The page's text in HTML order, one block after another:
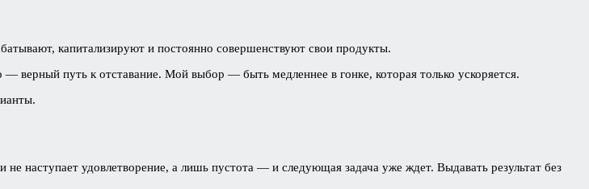
капитализируют и постоянно совершенствуют свои продукты.
путь к отставание. Мой выбор — быть медленнее в гонке, которая только ускоряется.
наступает удовлетворение, а лишь пустота — и следующая задача уже ждет. Выдавать результат без